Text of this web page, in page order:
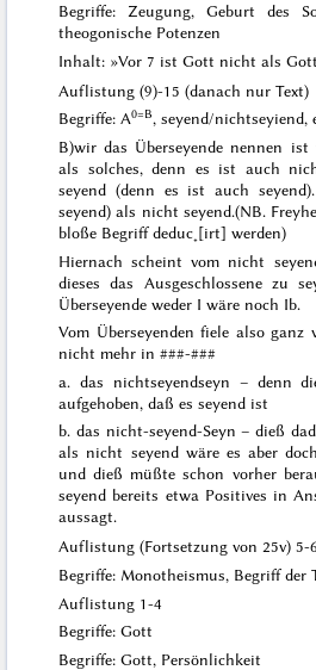
Begriffe: Zeugung, Geburt des
theogonische Potenzen
Inhalt: »Vor 7 ist Gott nicht als
Auflistung (9)-15 (danach nur Text)
Begriffe: A0=B, seyend/nichtseyiend,
B)wir das Überseyende nennen
als solches, denn es ist auch
seyend (denn es ist auch
seyend) als nicht seyend.(NB.
bloße Begriff deduc˖[irt] werden)
Hiernach scheint vom nicht
dieses das Ausgeschlossene zu
Überseyende weder I wäre noch Ib.
Vom Überseyenden fiele alsoganz
nicht mehr in###-###
a. das nichtseyendseyn – denn
aufgehoben, daß es seyend ist
b. das nicht-seyend-Seyn – dieß
als nicht seyend wäre es aber
und dieß müßte schon vorher
seyend bereits etwa Positives in
aussagt.
Auflistung (Fortsetzung von 25v) 5-6
Begriffe: Monotheismus, Begriff der
Auflistung 1-4
Begriffe: Gott
Begriffe: Gott, Persönlichkeit